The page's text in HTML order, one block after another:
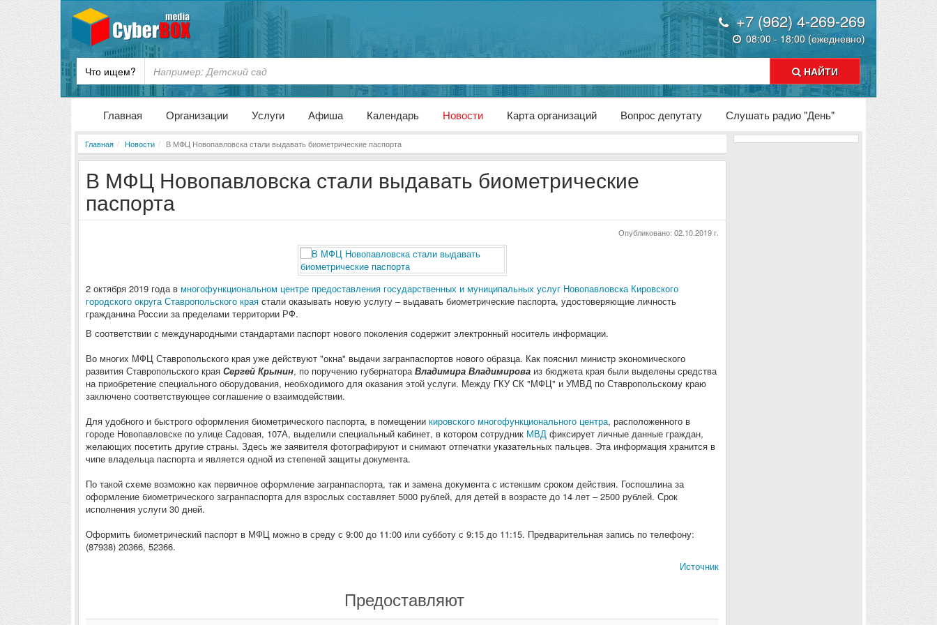
+7 (962) 4-269-269
08:00 - 18:00 (ежедневно)
Что ищем? НАЙТИ
Главная Организации Услуги Афиша Календарь Новости Карта организаций Вопрос депутату Слушать радио "День"
Главная Новости В МФЦ Новопавловска стали выдавать биометрические паспорта
В МФЦ Новопавловска стали выдавать биометрические
паспорта
Опубликовано: 02.10.2019 г.
2 октября 2019 года в многофункциональном центре предоставления государственных и муниципальных услуг Новопавловска Кировского
городского округа Ставропольского края стали оказывать новую услугу – выдавать биометрические паспорта, удостоверяющие личность
гражданина России за пределами территории РФ.
В соответствии с международными стандартами паспорт нового поколения содержит электронный носитель информации.
Во многих МФЦ Ставропольского края уже действуют "окна" выдачи загранпаспортов нового образца. Как пояснил министр экономического
развития Ставропольского края Сергей Крынин, по поручению губернатораВладимира Владимирова из бюджета края были выделены средства
на приобретение специального оборудования, необходимого для оказания этой услуги. Между ГКУ СК "МФЦ" и УМВД по Ставропольскому краю
заключено соответствующее соглашение о взаимодействии.
Для удобного и быстрого оформления биометрического паспорта, в помещении кировского многофункционального центра, расположенного в
городе Новопавловске по улице Садовая, 107А, выделили специальный кабинет, в котором сотрудник МВД фиксирует личные данные граждан,
желающих посетить другие страны. Здесь же заявителя фотографируют и снимают отпечатки указательных пальцев. Эта информация хранится в
чипе владельца паспорта и является одной из степеней защиты документа.
По такой схеме возможно как первичное оформление загранпаспорта, так и замена документа с истекшим сроком действия. Госпошлина за
оформление биометрического загранпаспорта для взрослых составляет 5000 рублей, для детей в возрасте до 14 лет – 2500 рублей. Срок
исполнения услуги 30 дней.
Оформить биометрический паспорт в МФЦ можно в среду с 9:00 до 11:00 или субботу с 9:15 до 11:15. Предварительная запись по телефону:
(87938) 20366, 52366.
Источник
Предоставляют